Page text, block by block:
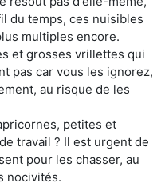
du temps, ces nuisibles
multiples encore.
et grosses vrillettes qui
pas car vous les ignorez,
au risque de les
petites et
travail ? Il est urgent de
pour les chasser, au
nocivités.